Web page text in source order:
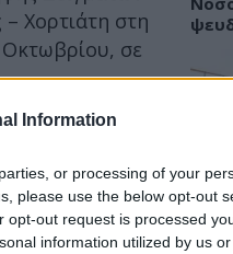
Information
or processing of your
please use the below opt-out
opt-out request is processed
information utilized by us
Χορτιάτη στη
σε
την
Παιδείας
Πώς